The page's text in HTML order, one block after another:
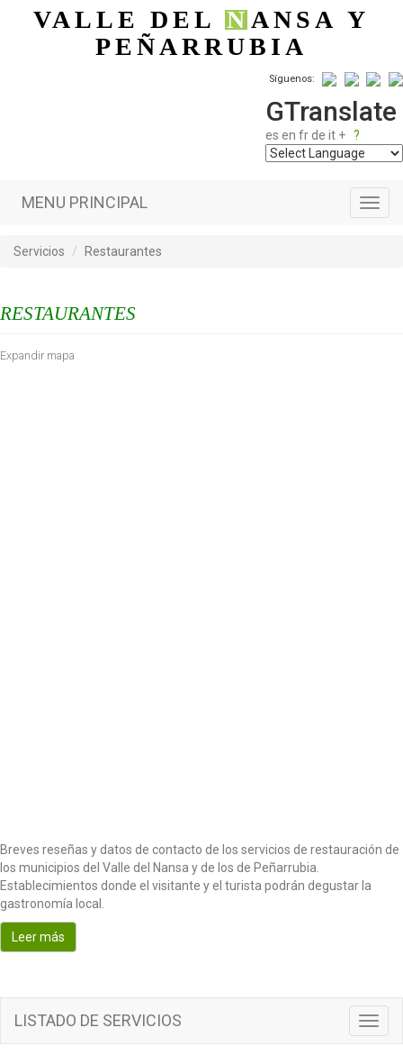
Pasar al contenido principal
VALLE DELNANSA Y
PEÑARRUBIA
Síguenos:
GTranslate
es en fr de it + ?
MENU PRINCIPAL
Servicios Restaurantes
RESTAURANTES
Expandir mapa
Breves reseñas y datos de contacto de los servicios de restauración de
los municipios del Valle del Nansa y de los de Peñarrubia.
Establecimientos donde el visitante y el turista podrán degustar la
gastronomía local.
Leer más
LISTADO DE SERVICIOS